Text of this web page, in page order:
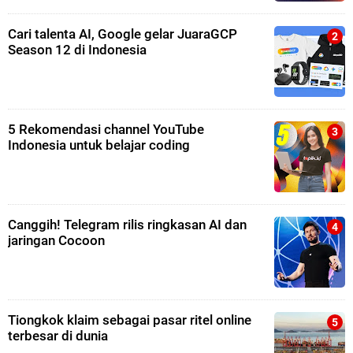
Cari talenta AI, Google gelar JuaraGCP
Season 12 di Indonesia
5 Rekomendasi channel YouTube
Indonesia untuk belajar coding
Canggih! Telegram rilis ringkasan AI dan
jaringan Cocoon
Tiongkok klaim sebagai pasar ritel online
terbesar di dunia